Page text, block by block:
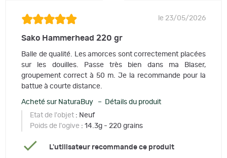
le 23/05/2026
Sako Hammerhead 220 gr
Balle de qualité. Les amorces sont correctement placées
sur les douilles. Passe très bien dans ma Blaser,
groupement correct à 50 m. Je la recommande pour la
battue à courte distance.
Acheté sur NaturaBuy – Détails du produit
Etat de l'objet : Neuf
Poids de l'ogive : 14.3g - 220 grains
L'utilisateur recommande ce produit